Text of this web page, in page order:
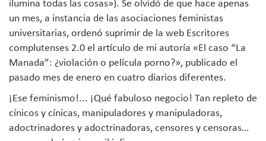
ilumina todas las cosas»). Se olvidó de que hace apenas
un mes, a instancia de las asociaciones feministas
universitarias, ordenó suprimir de la web Escritores
complutenses 2.0 el artículo de mi autoría «El caso “La
Manada”: ¿violación o película porno?», publicado el
pasado mes de enero en cuatro diarios diferentes.
¡Ese feminismo!... ¡Qué fabuloso negocio! Tan repleto de
cínicos y cínicas, manipuladores y manipuladoras,
adoctrinadores y adoctrinadoras, censores y censoras…